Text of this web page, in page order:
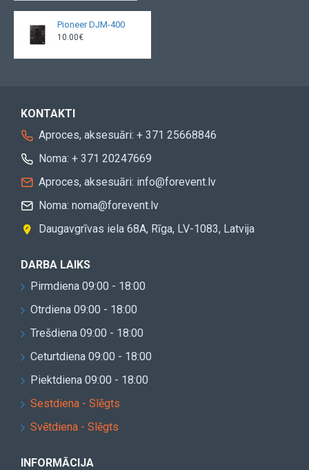
Pioneer DJM-400
10.00€
KONTAKTI
Aproces, aksesuāri: + 371 25668846
Noma: + 371 20247669
Aproces, aksesuāri: info@forevent.lv
Noma: noma@forevent.lv
Daugavgrīvas iela 68A, Rīga, LV-1083, Latvija
DARBA LAIKS
Pirmdiena 09:00 - 18:00
Otrdiena 09:00 - 18:00
Trešdiena 09:00 - 18:00
Ceturtdiena 09:00 - 18:00
Piektdiena 09:00 - 18:00
Sestdiena - Slēgts
Svētdiena - Slēgts
INFORMĀCIJA